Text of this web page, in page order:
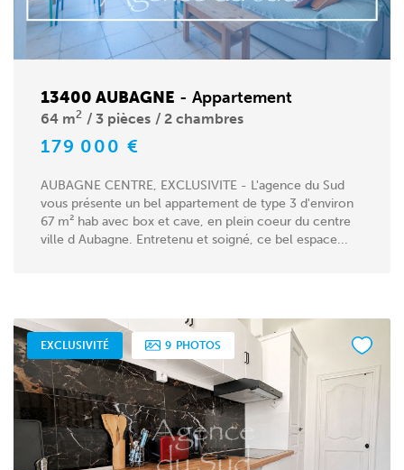
13400 AUBAGNE - Appartement
64 m2 3 pièces 2 chambres
179 000 €
AUBAGNE CENTRE, EXCLUSIVITE - L'agence du Sud
vous présente un bel appartement de type 3 d'environ
67 m² hab avec box et cave, en plein coeur du centre
ville d Aubagne. Entretenu et soigné, ce bel espace...
EXCLUSIVITÉ 9 PHOTOS